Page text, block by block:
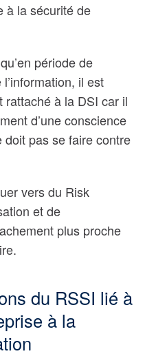
à la sécurité de
période de
il est
à la DSI car il
d’une conscience
pas se faire contre
vers du Risk
et de
plus proche
du RSSI lié à
à la